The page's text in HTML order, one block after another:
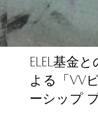
ELEL基金と
よる「 VV
ーシップ